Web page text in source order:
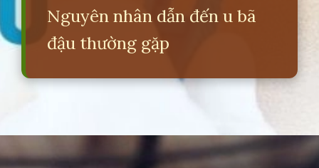
Nguyên nhân dẫn đến u bã
đậu thường gặp
Đang mở